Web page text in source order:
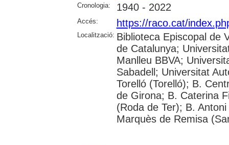
Cronologia: 1940 - 2022
Accés: https://raco.cat/
Localització: Biblioteca Episcopal de
de Catalunya;
Manlleu BBVA;
Sabadell; Universitat
Torelló (Torelló); B.
de Girona; B. Caterina
(Roda de Ter); B.
Marquès de Remisa